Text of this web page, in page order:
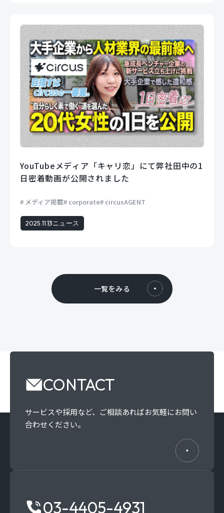
一覧をみる
YouTubeメディア「キャリ恋」にて弊社田中の1
日密着動画が公開されました
メディア掲載 corporate circusAGENT
2025.11.13ニュース
CONTACT
サービスや採用など、 ご相談あればお気軽にお問い
合わせください。
03-4405-4931